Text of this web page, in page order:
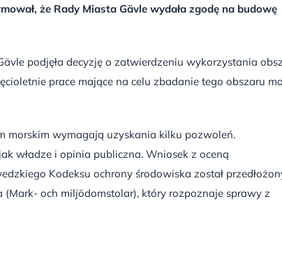
że Rady Miasta Gävle wydała zgodę na budowę
podjęła decyzję o zatwierdzeniu wykorzystania
prace mające na celu zbadanie tego obszaru
morskim wymagają uzyskania kilku pozwoleń.
władze i opinia publiczna. Wniosek z oceną
Kodeksu ochrony środowiska został
och miljödomstolar), który rozpoznaje sprawy z